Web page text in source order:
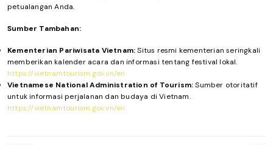
petualangan Anda.
Sumber Tambahan:
Kementerian Pariwisata Vietnam:Situs resmi kementerian seringkali
memberikan kalender acara dan informasi tentang festival lokal.
https://vietnamtourism.gov.vn/en
Vietnamese National Administration of Tourism:Sumber otoritatif
untuk informasi perjalanan dan budaya di Vietnam.
https://vietnamtourism.gov.vn/en